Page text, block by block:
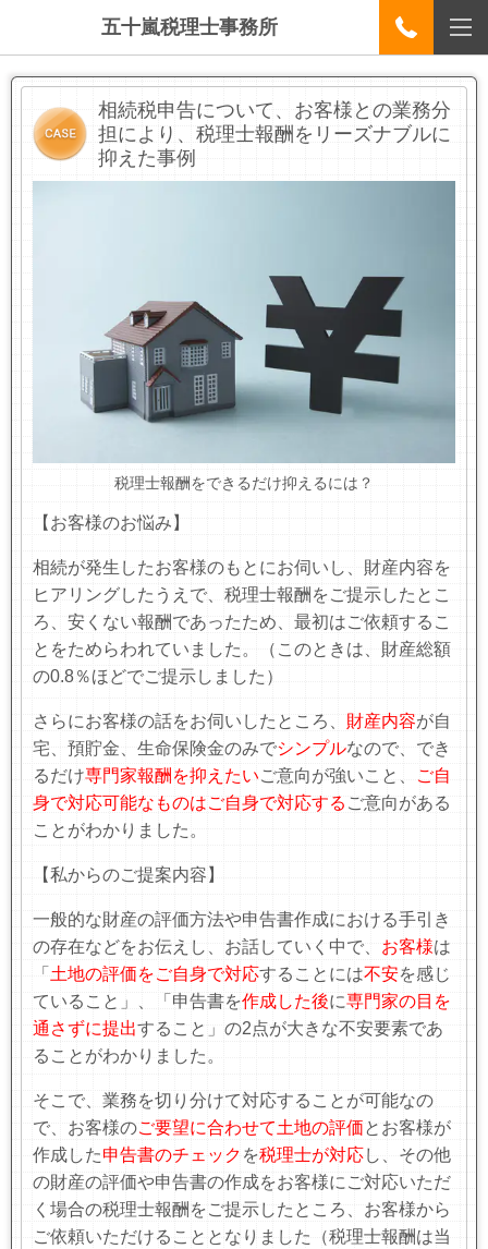
五十嵐税理士事務所
相続税申告について、お客様との業務分
担により、税理士報酬をリーズナブルに
抑えた事例
税理士報酬をできるだけ抑えるには？
【お客様のお悩み】
相続が発生したお客様のもとにお伺いし、財産内容を
ヒアリングしたうえで、税理士報酬をご提示したとこ
ろ、安くない報酬であったため、最初はご依頼するこ
とをためらわれていました。（このときは、財産総額
の0.8％ほどでご提示しました）
さらにお客様の話をお伺いしたところ、 財産内容が自
宅、預貯金、生命保険金のみでシンプルなので、でき
るだけ専門家報酬を抑えたいご意向が強いこと、
ご自
身で対応可能なものはご自身で対応する ご意向がある
ことがわかりました。
【私からのご提案内容】
一般的な財産の評価方法や申告書作成における手引き
の存在などをお伝えし、お話していく中で、 お客様は
「 土地の評価をご自身で対応することには不安を感じ
ていること」、「申告書を作成した後に専門家の目を
通さずに提出する こと」の2点が大きな不安要素であ
ることがわかりました。
そこで、業務を切り分けて対応することが可能なの
で、お客様のご要望に合わせて土地の評価とお客様が
作成した申告書のチェック を税理士が対応し、その他
の財産の評価や申告書の作成をお客様にご対応いただ
く場合の税理士報酬をご提示したところ、お客様から
ご依頼いただけることとなりました（税理士報酬は当